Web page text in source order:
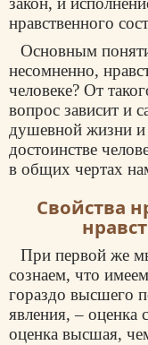
нравственного
Основным
несомненно,
человеке? От
вопрос зависит и
душевной жизни
достоинстве
в общих чертах
Свойства
При первой же
сознаем, что
гораздо высшего
явления, – оценка
оценка высшая,